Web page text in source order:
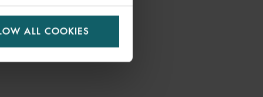
ALL COOKIES